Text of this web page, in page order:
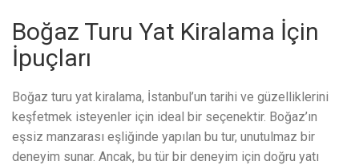
Boğaz Turu Yat Kiralama İçin
İpuçları
Boğaz turu yat kiralama, İstanbul’un tarihi ve güzelliklerini
keşfetmek isteyenler için ideal bir seçenektir. Boğaz’ın
eşsiz manzarası eşliğinde yapılan bu tur, unutulmaz bir
deneyim sunar. Ancak, bu tür bir deneyim için doğru yatı